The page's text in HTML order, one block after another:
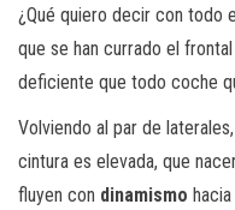
¿Qué quiero decir con todo
que se han currado el
deficiente que todo coche
Volviendo al par de
cintura es elevada, que
fluyen con dinamismo